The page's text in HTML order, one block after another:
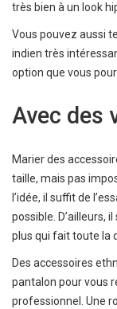
très bien à un look
Vous pouvez aussi
indien très
option que vous
Avec des
Marier des
taille, mais pas
l’idée, il suffit de
possible. D’ailleurs,
plus qui fait toute la
Des accessoires
pantalon pour vous
professionnel. Une